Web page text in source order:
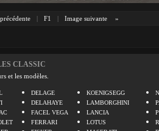
| F1 | Image suivante »
CLASSIC
et les modèles.
DELAGE
DELAHAYE
FACEL VEGA
FERRARI
KOENIGSEGG
LAMBORGHINI
LANCIA
LOTUS